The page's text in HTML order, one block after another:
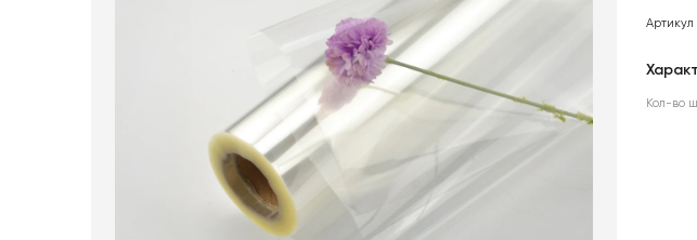
Товары для флористов
Пакеты для цветов и подарков
Артикул
Кол-во